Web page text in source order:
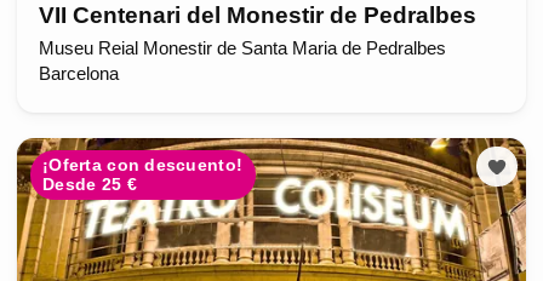
VII Centenari del Monestir de Pedralbes
Museu Reial Monestir de Santa Maria de Pedralbes
Barcelona
¡Oferta con descuento!
Desde 25 €